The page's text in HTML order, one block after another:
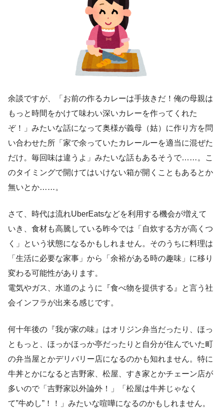
余談ですが、「お前の作るカレーは手抜きだ！俺の母親は
もっと時間をかけて味わい深いカレーを作ってくれた
ぞ！」みたいな話になって奥様が義母（姑）に作り方を問
い合わせた所「家で余っていたカレールーを適当に混ぜた
だけ。毎回味は違うよ」みたいな話もあるそうで……。こ
のタイミングで開けてはいけない箱が開くこともあるとか
無いとか……。
さて、時代は流れUberEatsなどを利用する機会が増えて
いき、食材も高騰している昨今では「自炊する方が高くつ
く」という状態になるかもしれません。そのうちに料理は
「生活に必要な家事」から「余裕がある時の趣味」に移り
変わる可能性があります。
電気やガス、水道のように『食べ物を提供する』と言う社
会インフラが出来る感じです。
何十年後の『我が家の味』はオリジン弁当だったり、ほっ
ともっと、ほっかほっか亭だったりと自分が住んでいた町
の弁当屋とかデリバリー店になるのかも知れません。特に
牛丼とかになると吉野家、松屋、すき家とかチェーン店が
多いので「吉野家以外論外！」「松屋は牛丼じゃなく
て”牛めし”！！」みたいな喧嘩になるのかもしれません。